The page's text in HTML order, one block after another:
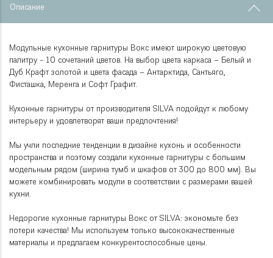
Описание
Модульные кухонные гарнитуры Вокс имеют широкую цветовую
палитру - 10 сочетаний цветов. На выбор цвета каркаса – Белый и
Дуб Крафт золотой и цвета фасада – Антарктида, Сантьяго,
Фисташка, Меренга и Софт Графит.
Кухонные гарнитуры от производителя SILVA подойдут к любому
интерьеру и удовлетворят ваши предпочтения!
Мы учли последние тенденции в дизайне кухонь и особенности
пространства и поэтому создали кухонные гарнитуры с большим
модельным рядом (ширина тумб и шкафов от 300 до 800 мм). Вы
можете комбинировать модули в соответствии с размерами вашей
кухни.
Недорогие кухонные гарнитуры Вокс от SILVA: экономьте без
потери качества! Мы используем только высококачественные
материалы и предлагаем конкурентоспособные цены.